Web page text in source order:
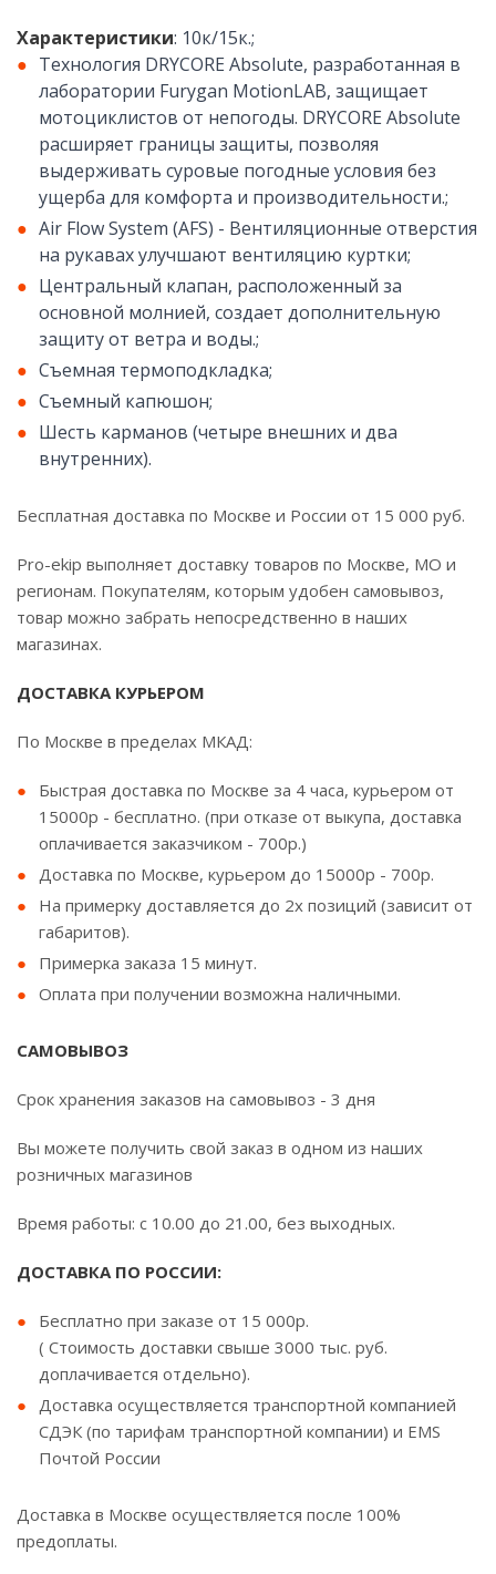
Характеристики: 10к/15к.;
Технология DRYCORE Absolute, разработанная в
лаборатории Furygan MotionLAB, защищает
мотоциклистов от непогоды. DRYCORE Absolute
расширяет границы защиты, позволяя
выдерживать суровые погодные условия без
ущерба для комфорта и производительности.;
Air Flow System (AFS) - Вентиляционные отверстия
на рукавах улучшают вентиляцию куртки;
Центральный клапан, расположенный за
основной молнией, создает дополнительную
защиту от ветра и воды.;
Съемная термоподкладка;
Съемный капюшон;
Шесть карманов (четыре внешних и два
внутренних).
Бесплатная доставка по Москве и России от 15 000 руб.
Pro-ekip выполняет доставку товаров по Москве, МО и
регионам. Покупателям, которым удобен самовывоз,
товар можно забрать непосредственно в наших
магазинах.
ДОСТАВКА КУРЬЕРОМ
По Москве в пределах МКАД:
Быстрая доставка по Москве за 4 часа, курьером от
15000р - бесплатно. (при отказе от выкупа, доставка
оплачивается заказчиком - 700р.)
Доставка по Москве, курьером до 15000р - 700р.
На примерку доставляется до 2х позиций (зависит от
габаритов).
Примерка заказа 15 минут.
Оплата при получении возможна наличными.
САМОВЫВОЗ
Срок хранения заказов на самовывоз - 3 дня
Вы можете получить свой заказ в одном из наших
розничных магазинов
Время работы: с 10.00 до 21.00, без выходных.
ДОСТАВКА ПО РОССИИ:
Бесплатно при заказе от 15 000р.
( Стоимость доставки свыше 3000 тыс. руб.
доплачивается отдельно).
Доставка осуществляется транспортной компанией
СДЭК (по тарифам транспортной компании) и EMS
Почтой России
Доставка в Москве осуществляется после 100%
предоплаты.